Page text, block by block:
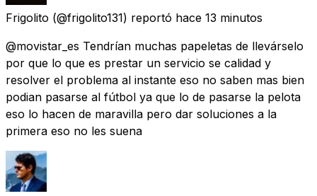
Frigolito (@frigolito131) reportó hace 13 minutos
@movistar_es Tendrían muchas papeletas de llevárselo
por que lo que es prestar un servicio se calidad y
resolver el problema al instante eso no saben mas bien
podian pasarse al fútbol ya que lo de pasarse la pelota
eso lo hacen de maravilla pero dar soluciones a la
primera eso no les suena